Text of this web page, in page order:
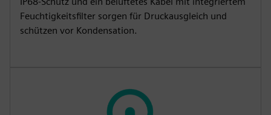
Feuchtigkeitsfilter sorgen für Druckausgleich und
schützen vor Kondensation.